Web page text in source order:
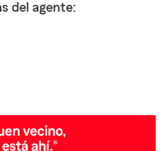
del agente: